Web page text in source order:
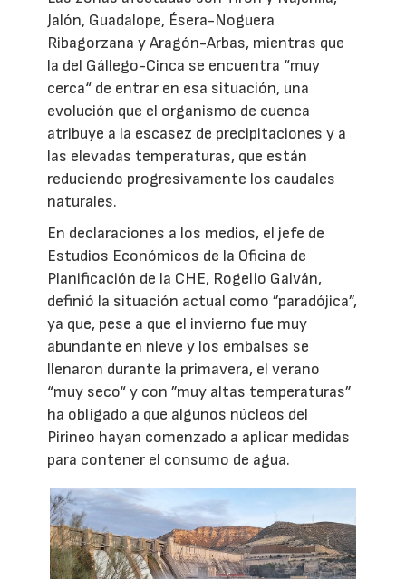
Jalón, Guadalope, Ésera-Noguera
Ribagorzana y Aragón-Arbas, mientras que
la del Gállego-Cinca se encuentra “muy
cerca“ de entrar en esa situación, una
evolución que el organismo de cuenca
atribuye a la escasez de precipitaciones y a
las elevadas temperaturas, que están
reduciendo progresivamente los caudales
naturales.
En declaraciones a los medios, el jefe de
Estudios Económicos de la Oficina de
Planificación de la CHE, Rogelio Galván,
definió la situación actual como ”paradójica”,
ya que, pese a que el invierno fue muy
abundante en nieve y los embalses se
llenaron durante la primavera, el verano
“muy seco“ y con ”muy altas temperaturas”
ha obligado a que algunos núcleos del
Pirineo hayan comenzado a aplicar medidas
para contener el consumo de agua.